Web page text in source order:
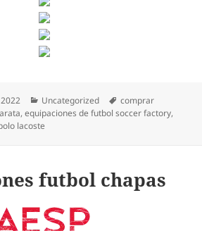
Categorías
Uncategorized Etiquetas
comprar
,equipaciones de futbol soccer factory,
lacoste
futbol chapas